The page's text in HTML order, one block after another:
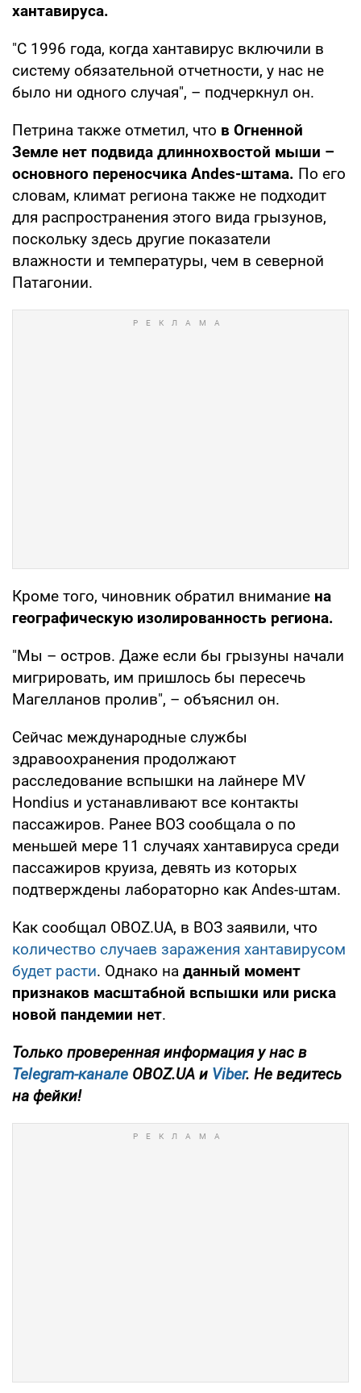
хантавируса.
"С 1996 года, когда хантавирус включили в
систему обязательной отчетности, у нас не
было ни одного случая", – подчеркнул он.
Петрина также отметил, что в Огненной
Земле нет подвида длиннохвостой мыши –
основного переносчика Andes-штама. По его
словам, климат региона также не подходит
для распространения этого вида грызунов,
поскольку здесь другие показатели
влажности и температуры, чем в северной
Патагонии.
Кроме того, чиновник обратил внимание на
географическую изолированность региона.
"Мы – остров. Даже если бы грызуны начали
мигрировать, им пришлось бы пересечь
Магелланов пролив", – объяснил он.
Сейчас международные службы
здравоохранения продолжают
расследование вспышки на лайнере MV
Hondius и устанавливают все контакты
пассажиров. Ранее ВОЗ сообщала о по
меньшей мере 11 случаях хантавируса среди
пассажиров круиза, девять из которых
подтверждены лабораторно как Andes-штам.
Как сообщал OBOZ.UA, в ВОЗ заявили, что
количество случаев заражения хантавирусом
будет расти. Однако на данный момент
признаков масштабной вспышки или риска
новой пандемии нет.
Только проверенная информация у нас в
Telegram-канале OBOZ.UA и Viber. Не ведитесь
на фейки!